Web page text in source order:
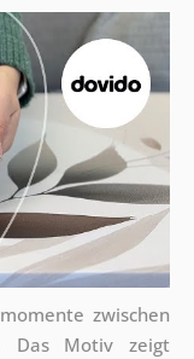
zwischen
Das Motiv zeigt